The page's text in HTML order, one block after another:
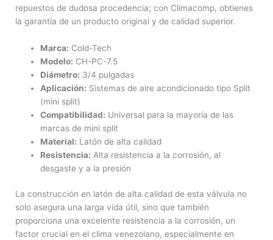
repuestos de dudosa procedencia; con Climacomp, obtienes
la garantía de un producto original y de calidad superior.
Marca: Cold-Tech
Modelo: CH-PC-7.5
Diámetro: 3/4 pulgadas
Aplicación: Sistemas de aire acondicionado tipo Split
(mini split)
Compatibilidad: Universal para la mayoría de las
marcas de mini split
Material: Latón de alta calidad
Resistencia: Alta resistencia a la corrosión, al
desgaste y a la presión
La construcción en latón de alta calidad de esta válvula no
solo asegura una larga vida útil, sino que también
proporciona una excelente resistencia a la corrosión, un
factor crucial en el clima venezolano, especialmente en